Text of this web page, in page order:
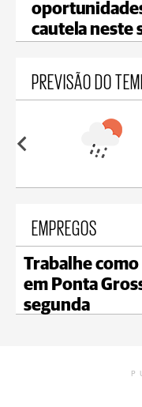
cautela neste
PREVISÃO DO
18°C
EMPREGOS
Trabalhe
em Ponta
segunda